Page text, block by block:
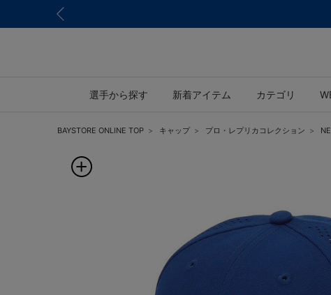
選手から探す 新着アイテム カテゴリ
BAYSTORE ONLINE TOP キャップ プロ・レプリカコレクション